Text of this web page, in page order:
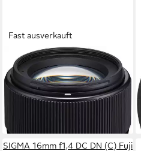
Fast ausverkauft
SIGMA
56mm f1,4 DC DN (C) Nikon
Z Objektiv
469,00 €
SIGMA 16mm f1,4 DC DN (C) Fuji